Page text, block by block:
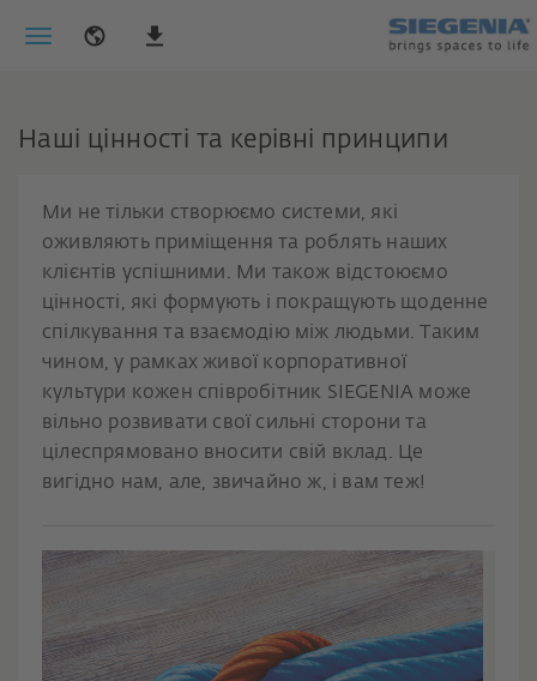
Наші цінності та керівні принципи
Ми не тільки створюємо системи, які
оживляють приміщення та роблять наших
клієнтів успішними. Ми також відстоюємо
цінності, які формують і покращують щоденне
спілкування та взаємодію між людьми. Таким
чином, у рамках живої корпоративної
культури кожен співробітник SIEGENIA може
вільно розвивати свої сильні сторони та
цілеспрямовано вносити свій вклад. Це
вигідно нам, але, звичайно ж, і вам теж!